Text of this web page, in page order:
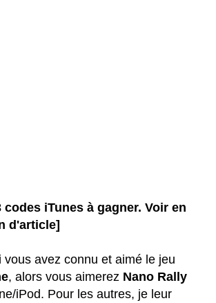
codes iTunes à gagner. Voir en
d'article]
vous avez connu et aimé le jeu
, alors vous aimerez Nano Rally
iPod. Pour les autres, je leur